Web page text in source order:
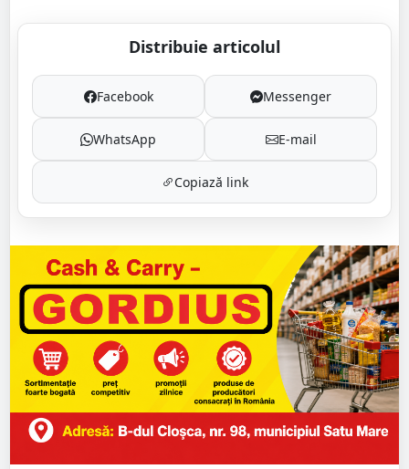
Distribuie articolul
Facebook Messenger
WhatsApp E-mail
Copiază link